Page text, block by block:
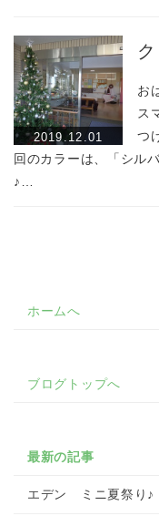
2019.12.01
お
ス
つ
回のカラーは、「シル
♪…
ホームへ
ブログトップへ
最新の記事
エデン ミニ夏祭り♪